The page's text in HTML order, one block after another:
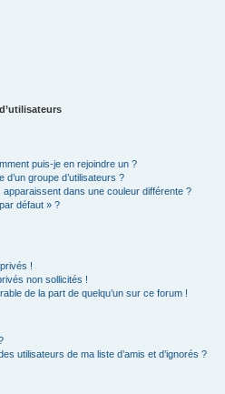
puis-je en rejoindre un ?
groupe d’utilisateurs ?
apparaissent dans une couleur différente ?
défaut » ?
!
non sollicités !
de la part de quelqu’un sur ce forum !
utilisateurs de ma liste d’amis et d’ignorés ?